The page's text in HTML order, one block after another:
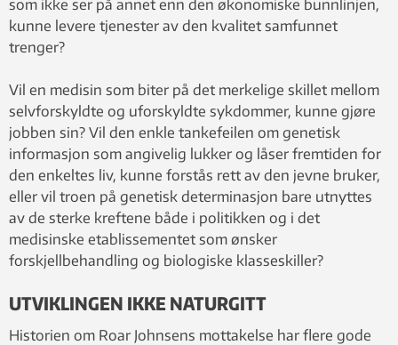
som ikke ser på annet enn den økonomiske bunnlinjen,
kunne levere tjenester av den kvalitet samfunnet
trenger?
Vil en medisin som biter på det merkelige skillet mellom
selvforskyldte og uforskyldte sykdommer, kunne gjøre
jobben sin? Vil den enkle tankefeilen om genetisk
informasjon som angivelig lukker og låser fremtiden for
den enkeltes liv, kunne forstås rett av den jevne bruker,
eller vil troen på genetisk determinasjon bare utnyttes
av de sterke kreftene både i politikken og i det
medisinske etablissementet som ønsker
forskjellbehandling og biologiske klasseskiller?
UTVIKLINGEN IKKE NATURGITT
Historien om Roar Johnsens mottakelse har flere gode